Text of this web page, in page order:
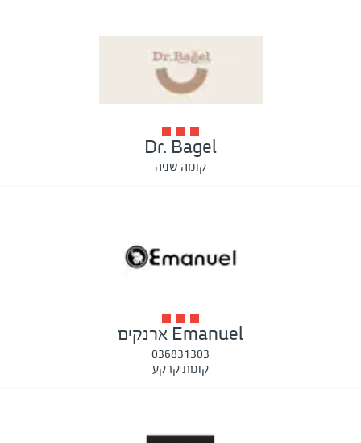
Dr. Bagel
קומה שניה
Emanuel ארנקים
036831303
קומת קרקע